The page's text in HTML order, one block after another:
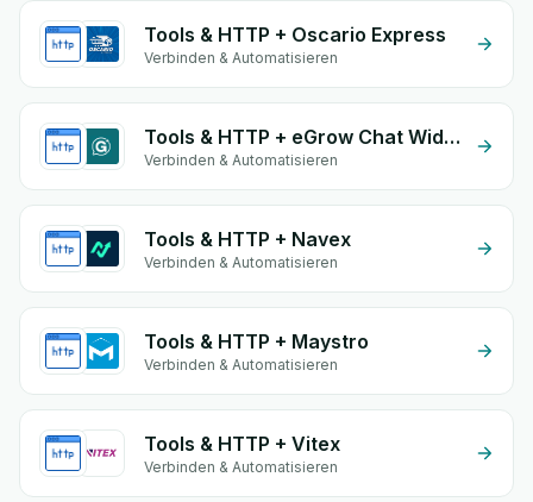
Tools & HTTP + Oscario Express
Verbinden & Automatisieren
Tools & HTTP + eGrow Chat Widget
Verbinden & Automatisieren
Tools & HTTP + Navex
Verbinden & Automatisieren
Tools & HTTP + Maystro
Verbinden & Automatisieren
Tools & HTTP + Vitex
Verbinden & Automatisieren